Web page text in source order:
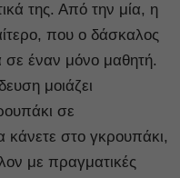
της. Από την μία, η
που ο δάσκαλος
σε έναν μόνο μαθητή.
μοιάζει
σε
κάνετε στο γκρουπάκι,
με πραγματικές